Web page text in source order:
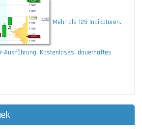
Mehr als 125 Indikatoren.
Ausführung. Kostenloses, dauerhaftes